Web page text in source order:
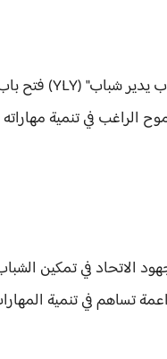
في تنمية
الاتحاد في تمكين
تساهم في تنمية